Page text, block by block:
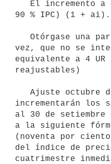
90 % IPC) (1 + ai).
vez, que no se
equivalente a 4 UR
reajustables)
incrementarán los
al 30 de setiembre
a la siguiente
(noventa por
del índice de
cuatrimestre